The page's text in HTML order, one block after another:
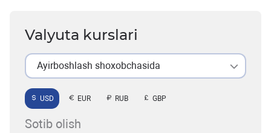
Valyuta kurslari
Ayirboshlash shoxobchasida
USD EUR RUB GBP
Sotib olish